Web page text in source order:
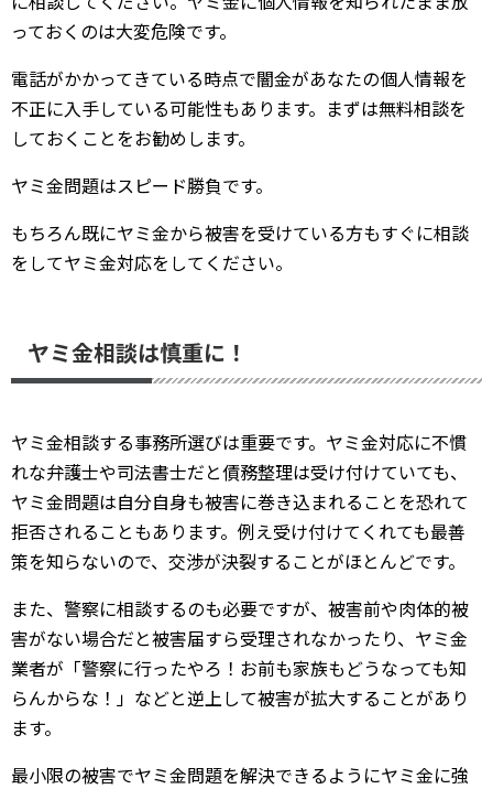
っておくのは大変危険です。
電話がかかってきている時点で闇金があなたの個人情報を
不正に入手している可能性もあります。まずは無料相談を
しておくことをお勧めします。
ヤミ金問題はスピード勝負です。
もちろん既にヤミ金から被害を受けている方もすぐに相談
をしてヤミ金対応をしてください。
ヤミ金相談は慎重に！
ヤミ金相談する事務所選びは重要です。ヤミ金対応に不慣
れな弁護士や司法書士だと債務整理は受け付けていても、
ヤミ金問題は自分自身も被害に巻き込まれることを恐れて
拒否されることもあります。例え受け付けてくれても最善
策を知らないので、交渉が決裂することがほとんどです。
また、警察に相談するのも必要ですが、被害前や肉体的被
害がない場合だと被害届すら受理されなかったり、ヤミ金
業者が「警察に行ったやろ！お前も家族もどうなっても知
らんからな！」などと逆上して被害が拡大することがあり
ます。
最小限の被害でヤミ金問題を解決できるようにヤミ金に強